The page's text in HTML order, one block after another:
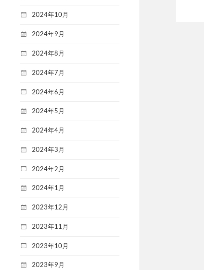
2024年10月
2024年9月
2024年8月
2024年7月
2024年6月
2024年5月
2024年4月
2024年3月
2024年2月
2024年1月
2023年12月
2023年11月
2023年10月
2023年9月